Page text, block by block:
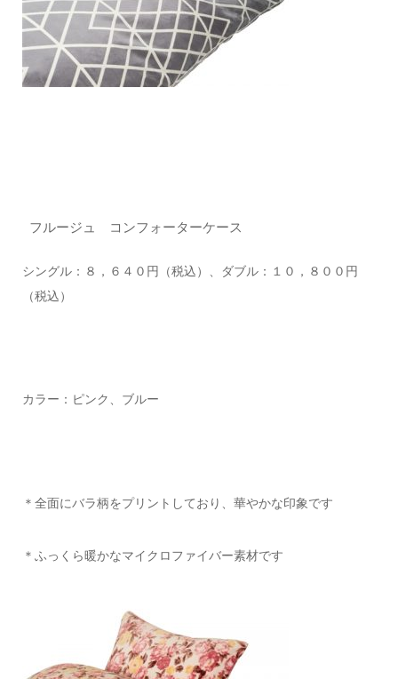
フルージュ コンフォーターケース
シングル：８，６４０円（税込）、ダブル：１０，８００円
（税込）
カラー：ピンク、ブルー
＊全面にバラ柄をプリントしており、華やかな印象です
＊ふっくら暖かなマイクロファイバー素材です